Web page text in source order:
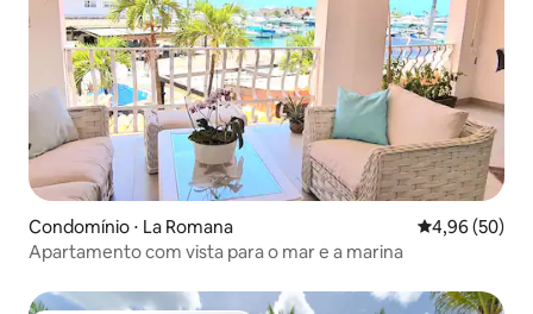
Condomínio ⋅ La Romana 4,96 de uma
4,96 (50)
Apartamento com vista para o mar e a marina